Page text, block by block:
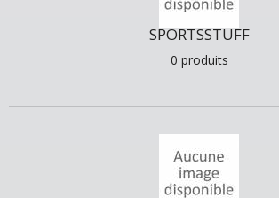
SPORTSSTUFF
0 produits